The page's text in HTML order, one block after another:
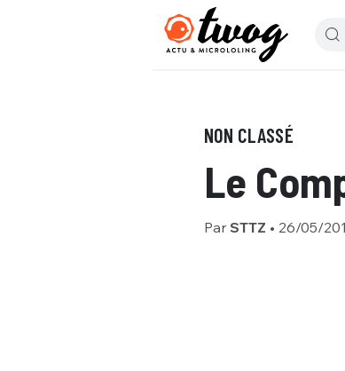
NON CLASSÉ
Le
Par STTZ • 26/05/